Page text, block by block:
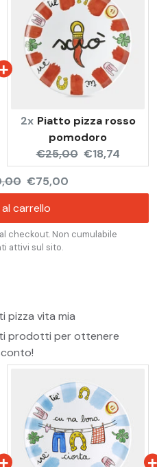
2x Piatto pizza rosso
pomodoro
Original
price:
€25,00 Current
price:
€18,74
Discounted
price
€75,00
carrello
checkout. Non cumulabile
attivi sul sito.
pizza vita mia
prodotti per ottenere